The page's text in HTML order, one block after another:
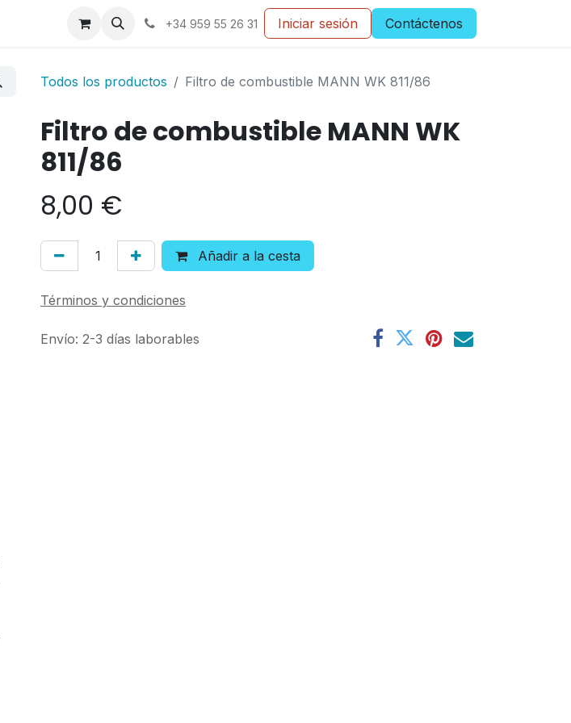
+34 959 55 26 31 Iniciar sesión Contáctenos
Todos los productos Filtro de combustible MANN WK 811/86
Filtro de combustible MANN WK
811/86
8,00 €
Añadir a la cesta
Términos y condiciones
Envío: 2-3 días laborables